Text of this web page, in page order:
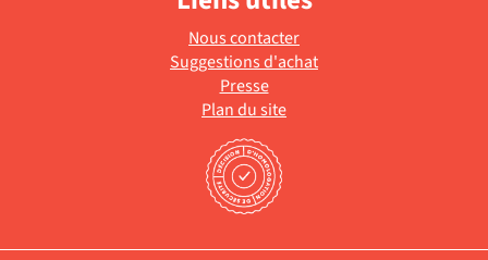
Nous contacter
Suggestions d'achat
Presse
Plan du site